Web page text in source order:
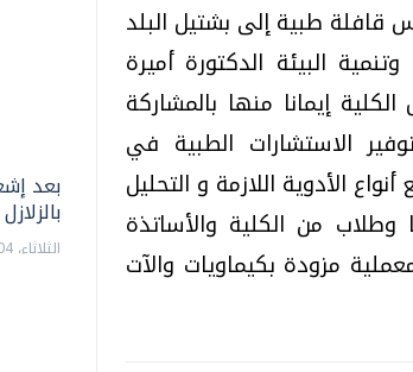
قافلة طبية إلى بشتيل البلد
البيئة الدكتورة أميرة
إيمانا منها بالمشاركة
الاستشارات الطبية في
الأدوية اللازمة و التحليل
بدون أي أجر. يشارك في القافلة 24 طبيبا وطلاب من الكلية والأساتذة
مزودة بكيماويات والآت
بعد
الثلاثاء، 04 اغسطس 2026 04:04 م
دليلك للتنسيق الجامعي .. تساؤلات
وإجابات